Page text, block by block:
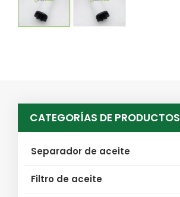
CATEGORÍAS DE PRODUCTOS
Separador de aceite
Filtro de aceite